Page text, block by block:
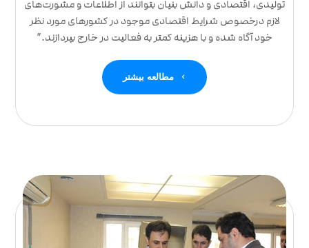
تولیدی، اقتصادی و دانش بنیان بتوانند از اطلاعات و مشورت‌های
لازم درخصوص شرایط اقتصادی موجود در کشورهای مورد نظر
خود آگاه شده و با هزینه کمتر به فعالیت در خارج بپردازند.”
مطالعه بیشتر